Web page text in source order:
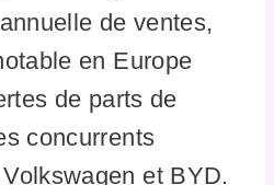
de ventes,
en Europe
de parts de
concurrents
et BYD.